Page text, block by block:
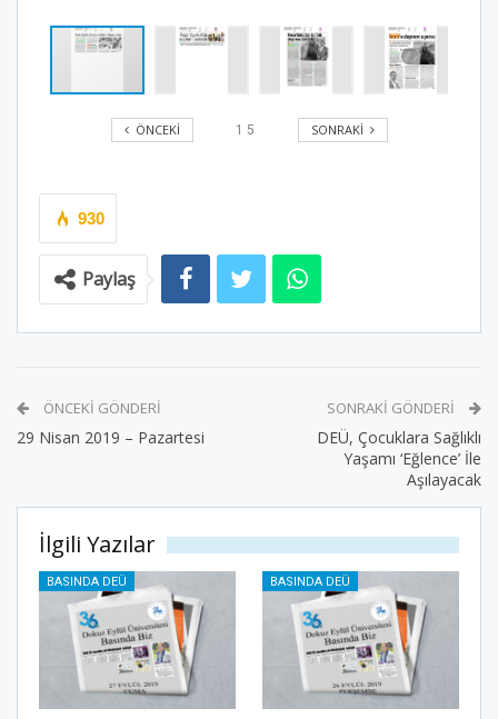
ÖNCEKI 1 5 SONRAKI
930
Paylaş
ÖNCEKI GÖNDERI
29 Nisan 2019 – Pazartesi
SONRAKI GÖNDERI
DEÜ, Çocuklara Sağlıklı
Yaşamı ‘Eğlence’ İle
Aşılayacak
İlgili Yazılar
BASINDA DEÜ BASINDA DEÜ